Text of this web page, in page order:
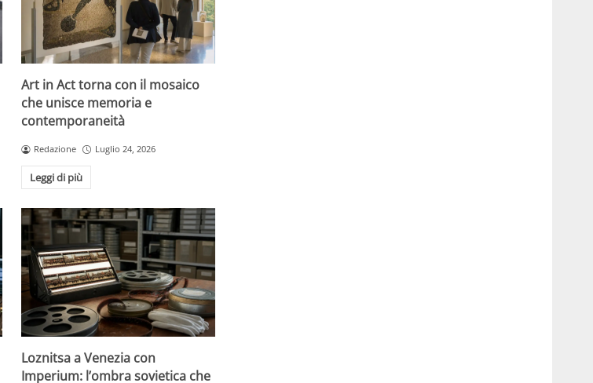
Art in Act torna con il mosaico
che unisce memoria e
contemporaneità
Redazione Luglio 24, 2026
Leggi di più
Loznitsa a Venezia con
Imperium: l’ombra sovietica che